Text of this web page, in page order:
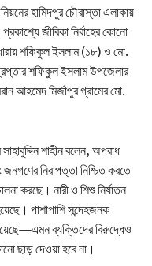
হামিদপুর চৌরাস্তা এলাকায়
জীবিকা নির্বাহের কোনো
শফিকুল ইসলাম (১৮) ও মো.
শফিকুল ইসলাম উপজেলার
আহমেদ মির্জাপুর গ্রামের মো.
শাহীন বলেন, অপরাধ
নিরাপত্তা নিশ্চিত করতে
করছে। নারী ও শিশু নির্যাতন
পাশাপাশি সন্দেহজনক
ব্যক্তিদের বিরুদ্ধেও
ছাড় দেওয়া হবে না।